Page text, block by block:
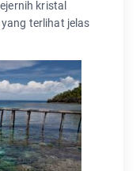
kristal
terlihat jelas